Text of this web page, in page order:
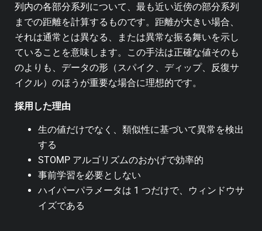
列内の各部分系列について、最も近い近傍の部分系列
までの距離を計算するものです。距離が大きい場合、
それは通常とは異なる、または異常な振る舞いを示し
ていることを意味します。この手法は正確な値そのも
のよりも、データの形（スパイク、ディップ、反復サ
イクル）のほうが重要な場合に理想的です。
採用した理由
生の値だけでなく、類似性に基づいて異常を検出
する
STOMP アルゴリズムのおかげで効率的
事前学習を必要としない
ハイパーパラメータは 1 つだけで、ウィンドウサ
イズである